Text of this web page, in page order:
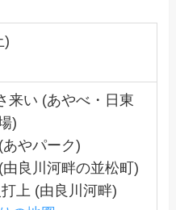
)
来い (あやべ・日東
)
やパーク)
良川河畔の並松町)
上 (由良川河畔)